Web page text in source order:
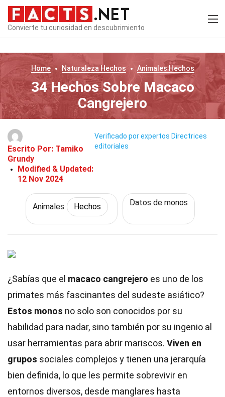
Convierte tu curiosidad en descubrimiento
Home Naturaleza Hechos AnimalesHechos
34 Hechos Sobre Macaco
Cangrejero
Escrito Por: Tamiko
Grundy
Modified & Updated:
12 Nov 2024
Verificado por expertos Directrices
editoriales
Animales Hechos Datos de monos
¿Sabías que el macaco cangrejero es uno de los
primates más fascinantes del sudeste asiático?
Estos monos no solo son conocidos por su
habilidad para nadar, sino también por su ingenio al
usar herramientas para abrir mariscos. Viven en
grupos sociales complejos y tienen una jerarquía
bien definida, lo que les permite sobrevivir en
entornos diversos, desde manglares hasta